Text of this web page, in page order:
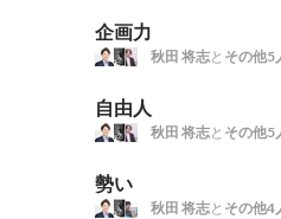
企画力
秋田 将志と その他5
自由人
秋田 将志と その他5
勢い
秋田 将志と その他4